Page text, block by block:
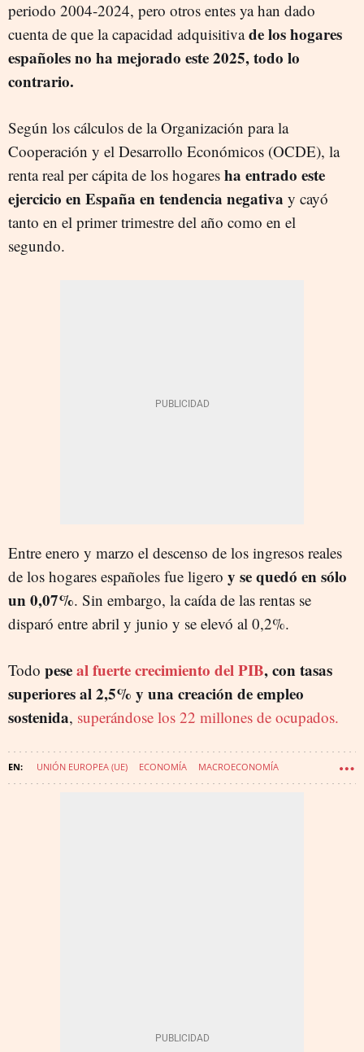
periodo 2004-2024, pero otros entes ya han dado
cuenta de que la capacidad adquisitivade los hogares
españoles no ha mejorado este 2025, todo lo
contrario.
Según los cálculos de la Organización para la
Cooperación y el Desarrollo Económicos (OCDE), la
renta real per cápita de los hogares ha entrado este
ejercicio en España en tendencia negativa y cayó
tanto en el primer trimestre del año como en el
segundo.
Entre enero y marzo el descenso de los ingresos reales
de los hogares españoles fue ligero y se quedó en sólo
un 0,07%. Sin embargo, la caída de las rentas se
disparó entre abril y junio y se elevó al 0,2%.
Todo peseal fuerte crecimiento del PIB, con tasas
superiores al 2,5% y una creación de empleo
sostenida, superándose los 22 millones de ocupados.
UNIÓN EUROPEA (UE) ECONOMÍA MACROECONOMÍA